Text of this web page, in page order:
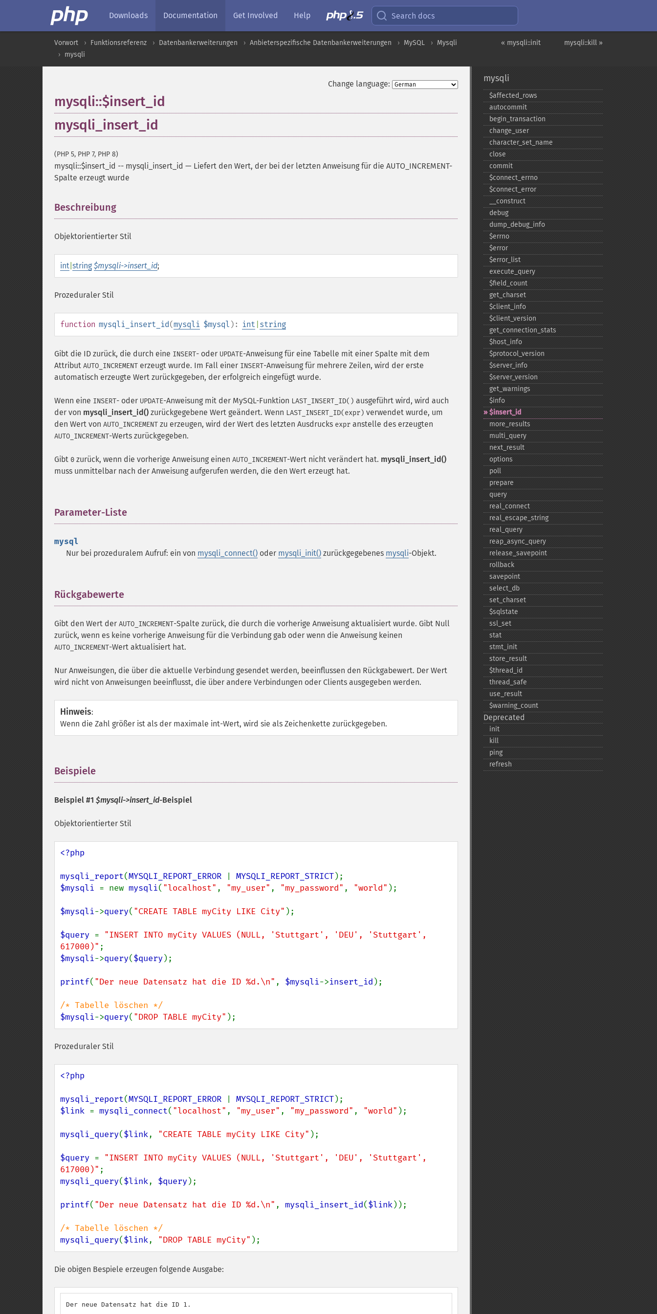
Downloads Documentation Get Involved Help Search docs
mysqli::kill »
« mysqli::init
Vorwort Funktionsreferenz Datenbankerweiterungen Anbieterspezifische Datenbankerweiterungen MySQL
Mysqli
mysqli
Change language:
mysqli::$insert_id
mysqli_insert_id
(PHP 5, PHP 7, PHP 8)
mysqli::$insert_id -- mysqli_insert_id — Liefert den Wert, der bei der letzten Anweisung für die AUTO_INCREMENT-
Spalte erzeugt wurde
Beschreibung
Objektorientierter Stil
int string $mysqli->insert_id;
Prozeduraler Stil
function mysqli_insert_id(mysqli $mysql ): int string
Gibt die ID zurück, die durch eine INSERT- oder UPDATE-Anweisung für eine Tabelle mit einer Spalte mit dem
Attribut AUTO_INCREMENT erzeugt wurde. Im Fall einer INSERT-Anweisung für mehrere Zeilen, wird der erste
automatisch erzeugte Wert zurückgegeben, der erfolgreich eingefügt wurde.
Wenn eine INSERT- oder UPDATE-Anweisung mit der MySQL-Funktion LAST_INSERT_ID() ausgeführt wird, wird auch
der von mysqli_insert_id() zurückgegebene Wert geändert. Wenn LAST_INSERT_ID(expr) verwendet wurde, um
den Wert von AUTO_INCREMENT zu erzeugen, wird der Wert des letzten Ausdrucks expr anstelle des erzeugten
AUTO_INCREMENT-Werts zurückgegeben.
Gibt 0 zurück, wenn die vorherige Anweisung einen AUTO_INCREMENT-Wert nicht verändert hat. mysqli_insert_id()
muss unmittelbar nach der Anweisung aufgerufen werden, die den Wert erzeugt hat.
Parameter-Liste
mysql
Nur bei prozeduralem Aufruf: ein von mysqli_connect() oder mysqli_init() zurückgegebenes mysqli-Objekt.
Rückgabewerte
Gibt den Wert der AUTO_INCREMENT-Spalte zurück, die durch die vorherige Anweisung aktualisiert wurde. Gibt Null
zurück, wenn es keine vorherige Anweisung für die Verbindung gab oder wenn die Anweisung keinen
AUTO_INCREMENT-Wert aktualisiert hat.
Nur Anweisungen, die über die aktuelle Verbindung gesendet werden, beeinflussen den Rückgabewert. Der Wert
wird nicht von Anweisungen beeinflusst, die über andere Verbindungen oder Clients ausgegeben werden.
Hinweis:
Wenn die Zahl größer ist als der maximale int-Wert, wird sie als Zeichenkette zurückgegeben.
Beispiele
Beispiel #1 $mysqli->insert_id-Beispiel
Objektorientierter Stil
<?php
mysqli_report(MYSQLI_REPORT_ERROR MYSQLI_REPORT_STRICT
$mysqli = new mysqli( "localhost" , "my_user" , "my_password" , "world" );
$mysqli->query( "CREATE TABLE myCity LIKE City" );
$query = "INSERT INTO myCity VALUES (NULL, 'Stuttgart', 'DEU', 'Stuttgart',
617000)"
$mysqli->query($query);
printf( "Der neue Datensatz hat die ID %d.\n" , $mysqli->insert_id );
$mysqli->query( "DROP TABLE myCity" );
Prozeduraler Stil
<?php
mysqli_report(MYSQLI_REPORT_ERROR MYSQLI_REPORT_STRICT
$link = mysqli_connect( "localhost" , "my_user" , "my_password" , "world" );
mysqli_query($link, "CREATE TABLE myCity LIKE City" );
$query = "INSERT INTO myCity VALUES (NULL, 'Stuttgart', 'DEU', 'Stuttgart',
617000)"
mysqli_query($link, $query);
printf( "Der neue Datensatz hat die ID %d.\n" , mysqli_insert_id($link));
mysqli_query($link, "DROP TABLE myCity" );
Die obigen Bespiele erzeugen folgende Ausgabe:
Der neue Datensatz hat die ID 1.
mysqli
$affected_​rows
autocommit
begin_​transaction
change_​user
character_​set_​name
close
commit
$connect_​errno
$connect_​error
_​_​construct
debug
dump_​debug_​info
$errno
$error
$error_​list
execute_​query
$field_​count
get_​charset
$client_​info
$client_​version
get_​connection_​stats
$host_​info
$protocol_​version
$server_​info
$server_​version
get_​warnings
$info
$insert_​id
more_​results
multi_​query
next_​result
options
poll
prepare
query
real_​connect
real_​escape_​string
real_​query
reap_​async_​query
release_​savepoint
rollback
savepoint
select_​db
set_​charset
$sqlstate
ssl_​set
stat
stmt_​init
store_​result
$thread_​id
thread_​safe
use_​result
$warning_​count
Deprecated
init
kill
ping
refresh